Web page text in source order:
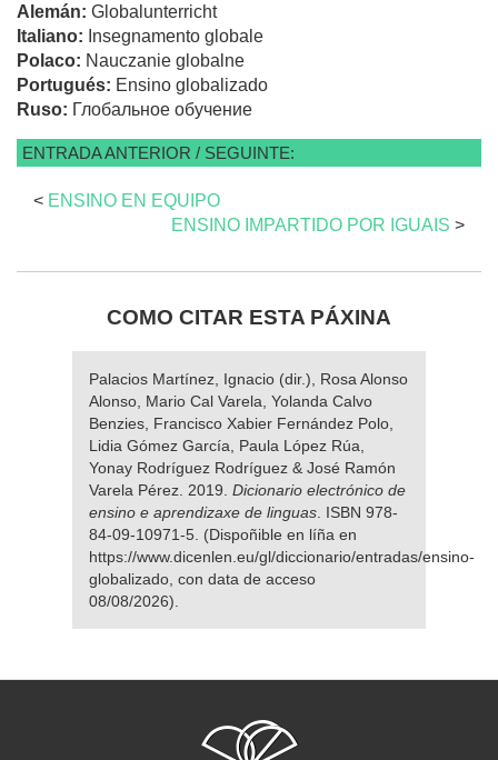
Alemán: Globalunterricht
Italiano: Insegnamento globale
Polaco: Nauczanie globalne
Portugués: Ensino globalizado
Ruso: Глобальное обучение
ENTRADA ANTERIOR / SEGUINTE:
< ENSINO EN EQUIPO
ENSINO IMPARTIDO POR IGUAIS >
COMO CITAR ESTA PÁXINA
Palacios Martínez, Ignacio (dir.), Rosa Alonso
Alonso, Mario Cal Varela, Yolanda Calvo
Benzies, Francisco Xabier Fernández Polo,
Lidia Gómez García, Paula López Rúa,
Yonay Rodríguez Rodríguez & José Ramón
Varela Pérez. 2019. Dicionario electrónico de
ensino e aprendizaxe de linguas . ISBN 978-
84-09-10971-5. (Dispoñible en líña en
https://www.dicenlen.eu/gl/diccionario/entradas/ensino-
globalizado, con data de acceso
08/08/2026).